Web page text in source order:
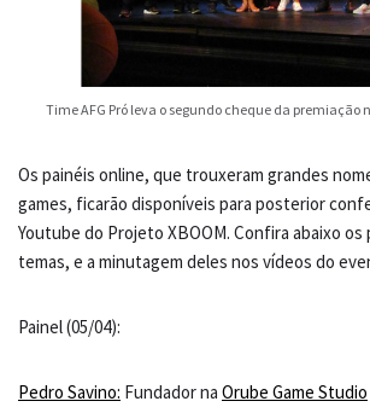
Time AFG Pró leva o segundo cheque da premiação
Os painéis online, que trouxeram grandes
games, ficarão disponíveis para posterior
Youtube do Projeto XBOOM. Confira abaixo
temas, e a minutagem deles nos vídeos do
Painel (05/04):
Pedro Savino: Fundador na Orube Game Studio